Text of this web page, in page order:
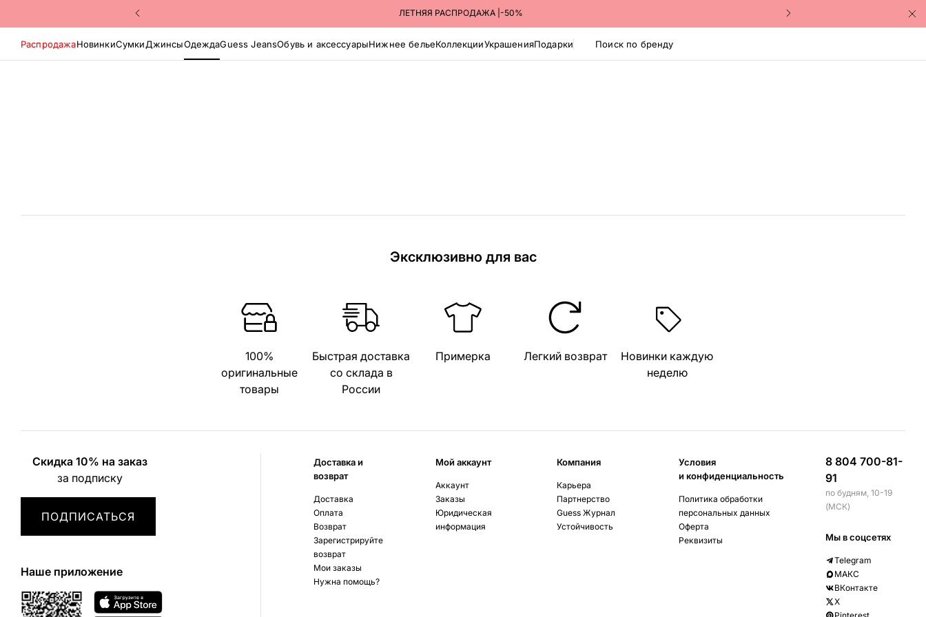
ЛЕТНЯЯ РАСПРОДАЖА |-50%
Поиск по бренду
РаспродажаНовинкиСумкиДжинсыОдеждаGuess JeansОбувь и аксессуарыНижнее бельеКоллекцииУкрашенияПодарки
Эксклюзивно для вас
100%
оригинальные
товары
Быстрая доставка
со склада в
России
Примерка Легкий возврат
Новинки каждую
неделю
Скидка 10% на заказ
за подписку
ПОДПИСАТЬСЯ
Наше приложение
Доставка и
возврат
Доставка
Оплата
Возврат
Зарегистрируйте
возврат
Мои заказы
Нужна помощь?
Мой аккаунт
Аккаунт
Заказы
Юридическая
информация
Компания
Карьера
Партнерство
Guess Журнал
Устойчивость
Условия
и конфиденциальность
Политика обработки
персональных данных
Оферта
Реквизиты
8 804 700-81-
91
по будням, 10-19
(МСК)
Мы в соцсетях
Telegram
МАКС
ВКонтакте
X